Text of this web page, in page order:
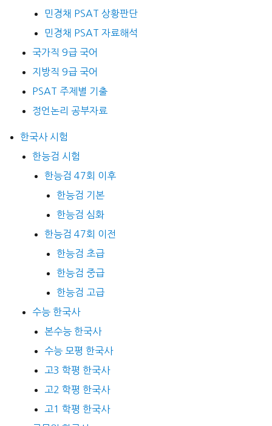
민경채 PSAT 상황판단
민경채 PSAT 자료해석
국가직 9급 국어
지방직 9급 국어
PSAT 주제별 기출
정언논리 공부자료
한국사 시험
한능검 시험
한능검 47회 이후
한능검 기본
한능검 심화
한능검 47회 이전
한능검 초급
한능검 중급
한능검 고급
수능 한국사
본수능 한국사
수능 모평 한국사
고3 학평 한국사
고2 학평 한국사
고1 학평 한국사